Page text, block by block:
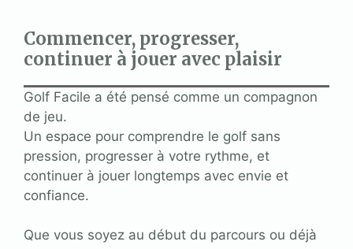
Commencer, progresser,
continuer à jouer avec plaisir
Golf Facile a été pensé comme un compagnon
de jeu.
Un espace pour comprendre le golf sans
pression, progresser à votre rythme, et
continuer à jouer longtemps avec envie et
confiance.
Que vous soyez au début du parcours ou déjà